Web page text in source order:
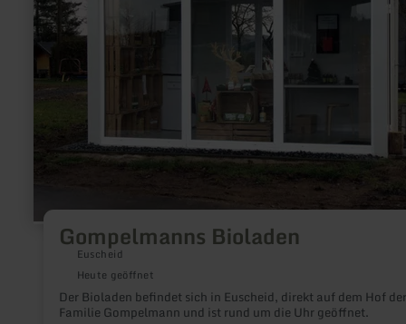
Gompelmanns Bioladen
Euscheid
Heute geöffnet
Der Bioladen befindet sich in Euscheid, direkt auf dem Hof der
Familie Gompelmann und ist rund um die Uhr geöffnet.